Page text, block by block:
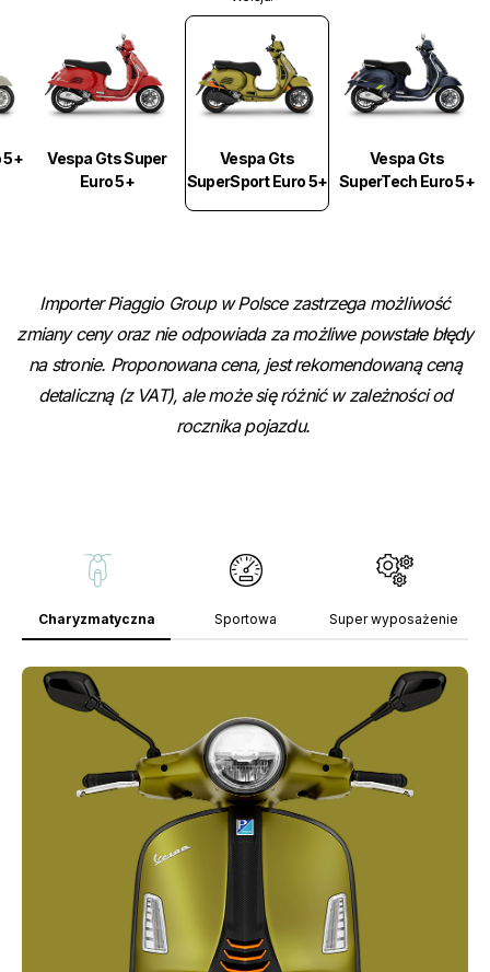
5+
Vespa Gts Super
Euro 5+
Vespa Gts
SuperSport Euro 5+
Vespa Gts
SuperTech Euro 5+
Importer Piaggio Group w Polsce zastrzega możliwość
zmiany ceny oraz nie odpowiada za możliwe powstałe błędy
na stronie. Proponowana cena, jest rekomendowaną ceną
detaliczną (z VAT), ale może się różnić w zależności od
rocznika pojazdu.
Charyzmatyczna Sportowa Super wyposażenie